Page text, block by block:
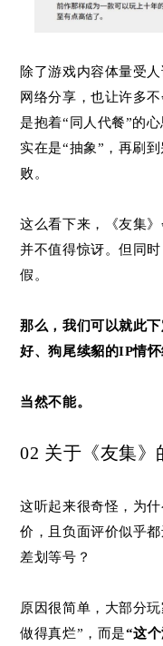
除了游戏内容体量受
网络分享，也让许多
是抱着“同人代餐”的
实在是“抽象”，再刷
败。
这么看下来，《友集
并不值得惊讶。但同
假。
那么，我们可以就此
好、狗尾续貂的IP情怀
当然不能。
02 关于《友集》
这听起来很奇怪，为
价，且负面评价似乎
差划等号？
原因很简单，大部分
做得真烂”，而是“这